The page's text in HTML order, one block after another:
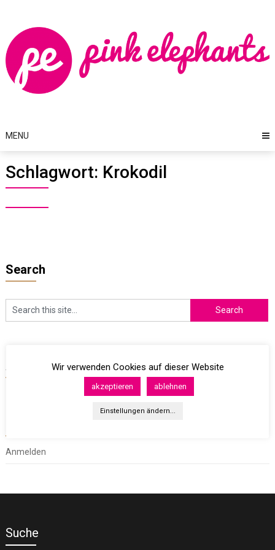
content
MENU
Schlagwort: Krokodil
Search
Archives
Anmelden
Suche
Wir verwenden Cookies auf dieser Website
akzeptieren ablehnen
Einstellungen ändern...